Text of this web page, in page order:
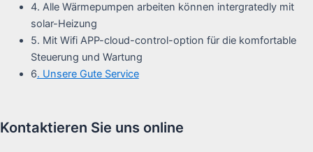
4. Alle Wärmepumpen arbeiten können intergratedly mit
solar-Heizung
5. Mit Wifi APP-cloud-control-option für die komfortable
Steuerung und Wartung
6. Unsere Gute Service
Kontaktieren Sie uns online